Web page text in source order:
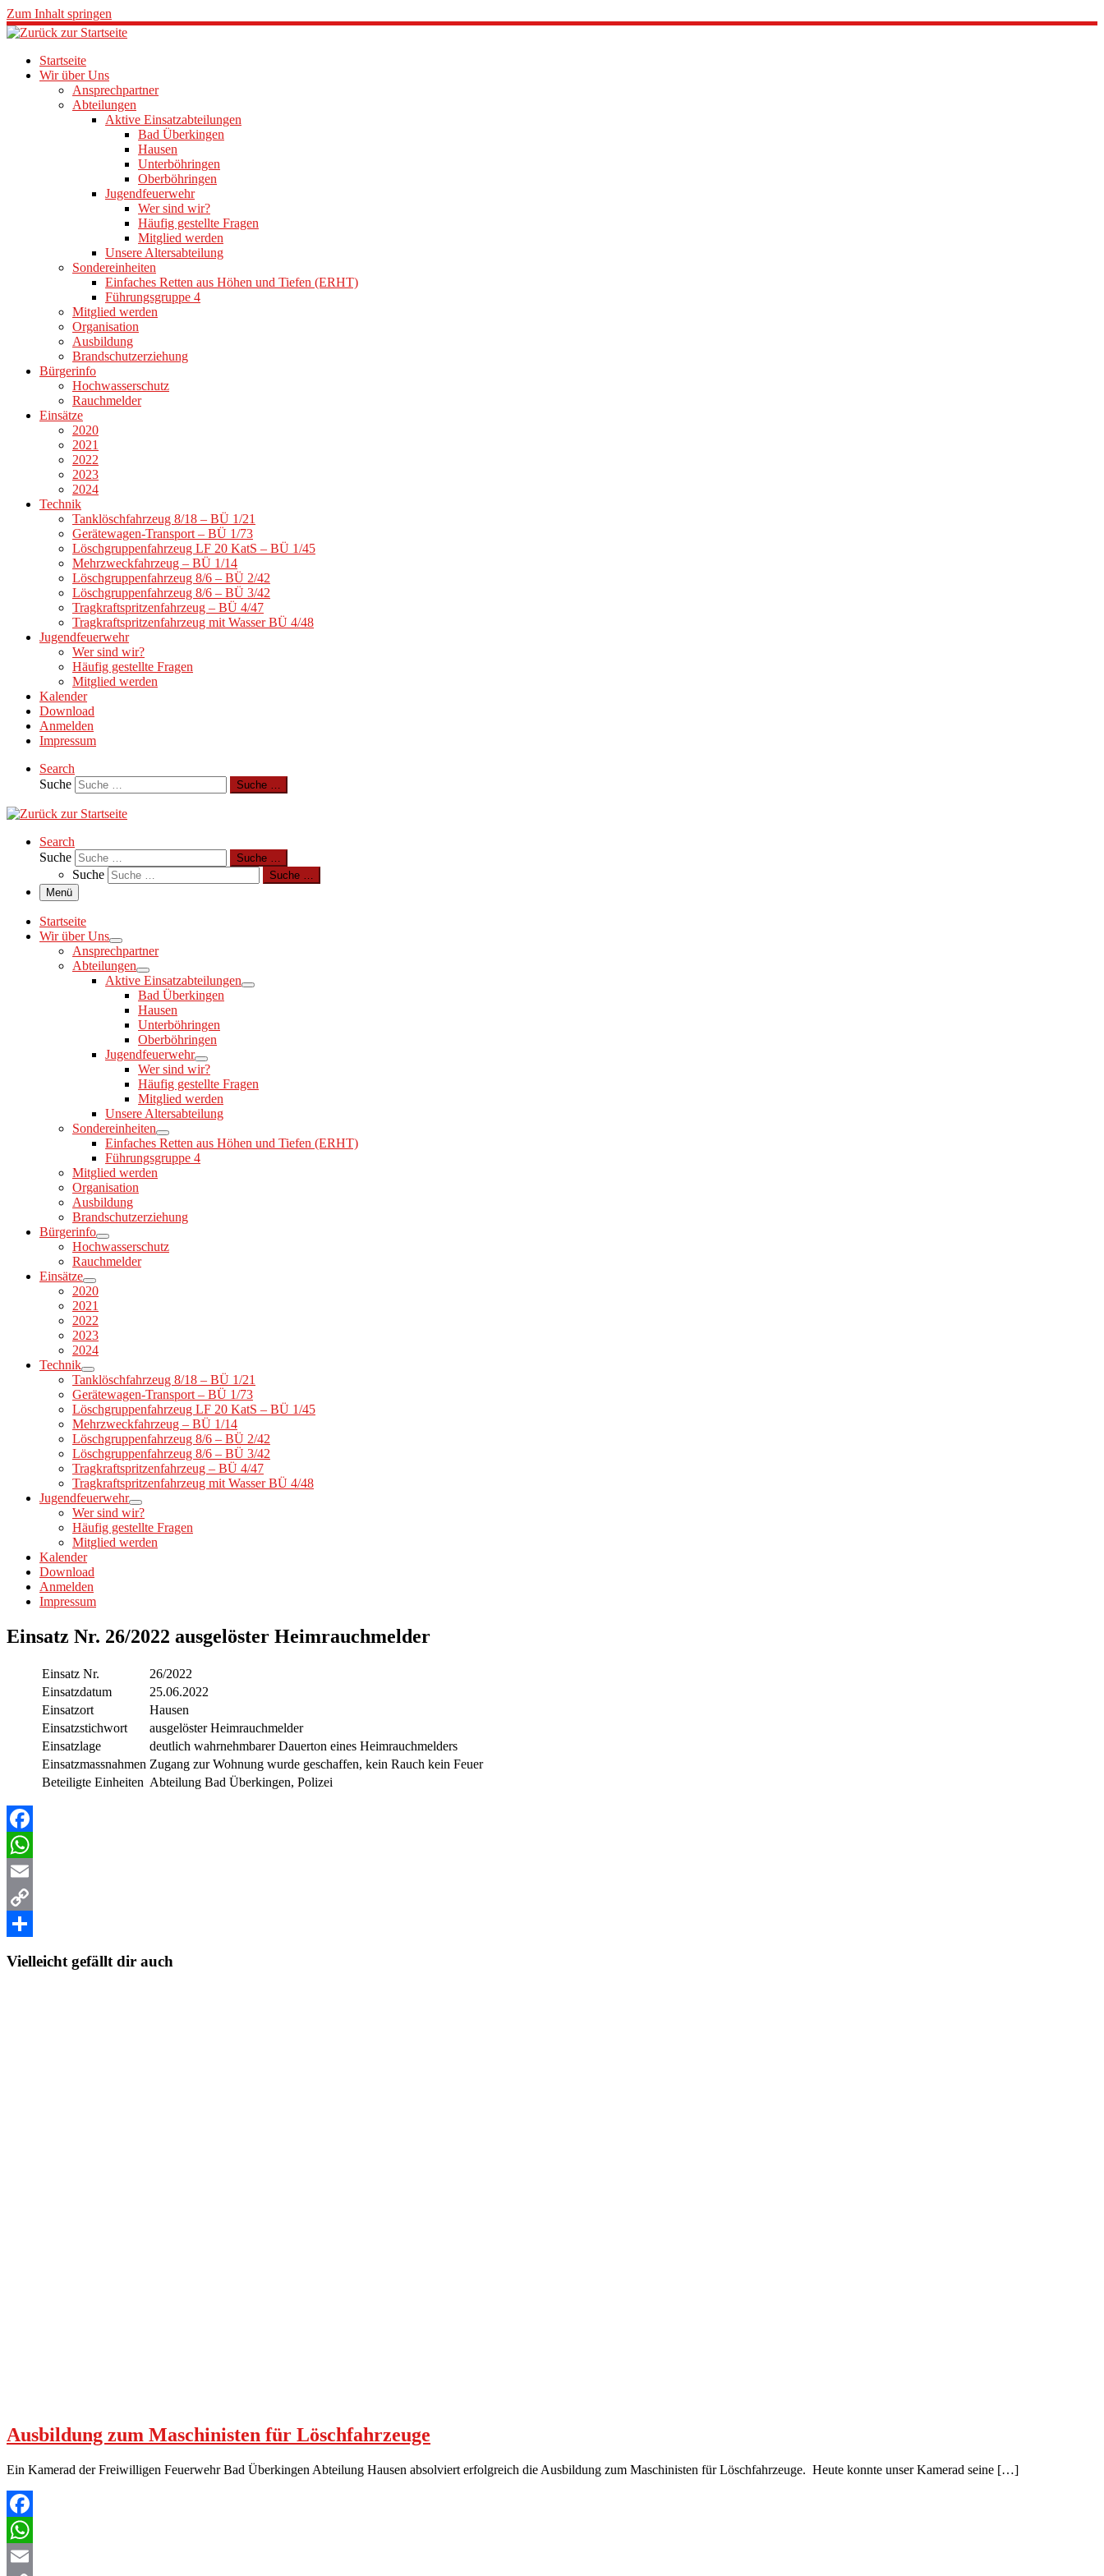
Zum Inhalt springen
Startseite
Wir über Uns
Ansprechpartner
Abteilungen
Aktive Einsatzabteilungen
Bad Überkingen
Hausen
Unterböhringen
Oberböhringen
Jugendfeuerwehr
Wer sind wir?
Häufig gestellte Fragen
Mitglied werden
Unsere Altersabteilung
Sondereinheiten
Einfaches Retten aus Höhen und Tiefen (ERHT)
Führungsgruppe 4
Mitglied werden
Organisation
Ausbildung
Brandschutzerziehung
Bürgerinfo
Hochwasserschutz
Rauchmelder
Einsätze
2020
2021
2022
2023
2024
Technik
Tanklöschfahrzeug 8/18 – BÜ 1/21
Gerätewagen-Transport – BÜ 1/73
Löschgruppenfahrzeug LF 20 KatS – BÜ 1/45
Mehrzweckfahrzeug – BÜ 1/14
Löschgruppenfahrzeug 8/6 – BÜ 2/42
Löschgruppenfahrzeug 8/6 – BÜ 3/42
Tragkraftspritzenfahrzeug – BÜ 4/47
Tragkraftspritzenfahrzeug mit Wasser BÜ 4/48
Jugendfeuerwehr
Wer sind wir?
Häufig gestellte Fragen
Mitglied werden
Kalender
Download
Anmelden
Impressum
Search
Suche
Suche …
Search
Suche
Suche …
Suche
Suche …
Menü
Startseite
Wir über Uns
Ansprechpartner
Abteilungen
Aktive Einsatzabteilungen
Bad Überkingen
Hausen
Unterböhringen
Oberböhringen
Jugendfeuerwehr
Wer sind wir?
Häufig gestellte Fragen
Mitglied werden
Unsere Altersabteilung
Sondereinheiten
Einfaches Retten aus Höhen und Tiefen (ERHT)
Führungsgruppe 4
Mitglied werden
Organisation
Ausbildung
Brandschutzerziehung
Bürgerinfo
Hochwasserschutz
Rauchmelder
Einsätze
2020
2021
2022
2023
2024
Technik
Tanklöschfahrzeug 8/18 – BÜ 1/21
Gerätewagen-Transport – BÜ 1/73
Löschgruppenfahrzeug LF 20 KatS – BÜ 1/45
Mehrzweckfahrzeug – BÜ 1/14
Löschgruppenfahrzeug 8/6 – BÜ 2/42
Löschgruppenfahrzeug 8/6 – BÜ 3/42
Tragkraftspritzenfahrzeug – BÜ 4/47
Tragkraftspritzenfahrzeug mit Wasser BÜ 4/48
Jugendfeuerwehr
Wer sind wir?
Häufig gestellte Fragen
Mitglied werden
Kalender
Download
Anmelden
Impressum
Einsatz Nr. 26/2022 ausgelöster Heimrauchmelder
Einsatz Nr.
26/2022
Einsatzdatum
25.06.2022
Einsatzort
Hausen
Einsatzstichwort
ausgelöster Heimrauchmelder
Einsatzlage
deutlich wahrnehmbarer Dauerton eines Heimrauchmelders
Einsatzmassnahmen Zugang zur Wohnung wurde geschaffen, kein Rauch kein Feuer
Beteiligte Einheiten Abteilung Bad Überkingen, Polizei
Facebook
WhatsApp
Email
Copy
Vielleicht gefällt dir auch
Ausbildung zum Maschinisten für Löschfahrzeuge
Ein Kamerad der Freiwilligen Feuerwehr Bad Überkingen Abteilung Hausen absolviert erfolgreich die Ausbildung zum Maschinisten für Löschfahrzeuge. Heute konnte unser Kamerad seine […]
Facebook
WhatsApp